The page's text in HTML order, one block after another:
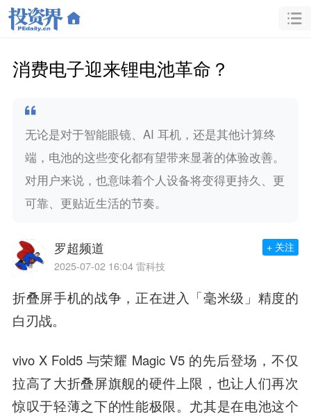
消费电子迎来锂电池革命？
无论是对于智能眼镜、AI 耳机，还是其他计算终
端，电池的这些变化都有望带来显著的体验改善。
对用户来说，也意味着个人设备将变得更持久、更
可靠、更贴近生活的节奏。
罗超频道
2025-07-02 16:04 雷科技
+ 关注
折叠屏手机的战争，正在进入「毫米级」精度的
白刃战。
vivo X Fold5 与荣耀 Magic V5 的先后登场，不仅
拉高了大折叠屏旗舰的硬件上限，也让人们再次
惊叹于轻薄之下的性能极限。尤其是在电池这个